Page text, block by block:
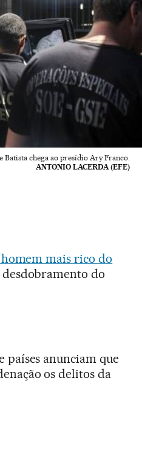
Batista chega ao presídio Ary Franco.
ANTONIO LACERDA (EFE)
mais rico do
do
países anunciam que
os delitos da